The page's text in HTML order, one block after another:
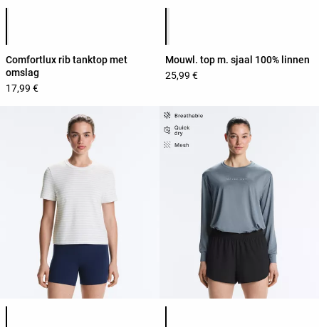
Lijst met productkleuren
Comfortlux rib tanktop met
omslag
17,99 €
Lijst met productkleuren
Mouwl. top m. sjaal 100% linnen
25,99 €
Lijst met productkleuren Lijst met productkleuren